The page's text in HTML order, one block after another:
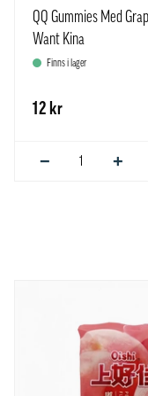
QQ Gummies Med
Want Kina
Finns i lager
12 kr
− +